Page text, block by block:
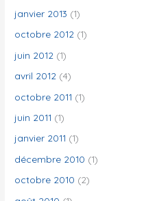
janvier 2013 (1)
octobre 2012 (1)
juin 2012 (1)
avril 2012 (4)
octobre 2011 (1)
juin 2011 (1)
janvier 2011 (1)
décembre 2010 (1)
octobre 2010 (2)